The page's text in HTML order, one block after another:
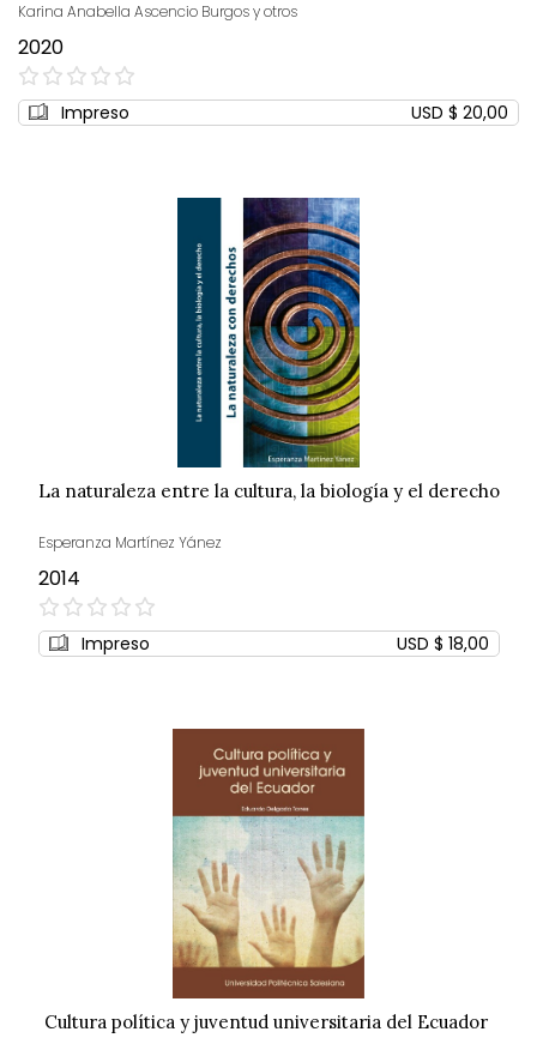
Karina Anabella Ascencio Burgos y otros
2020
0%
Impreso USD $ 20,00
La naturaleza entre la cultura, la biología y el derecho
Esperanza Martínez Yánez
2014
0%
Impreso USD $ 18,00
Cultura política y juventud universitaria del Ecuador